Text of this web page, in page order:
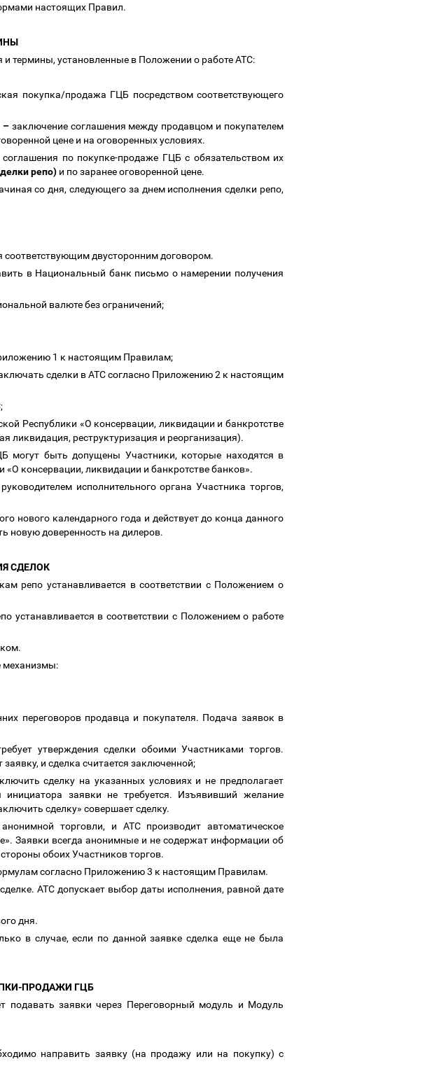
настоящих Правил.
термины, установленные в Положении о работе АТС:
покупка/продажа ГЦБ посредством соответствующего
– заключение соглашения между продавцом и покупателем
цене и на оговоренных условиях.
по покупке-продаже ГЦБ с обязательством их
репо) и по заранее оговоренной цене.
со дня, следующего за днем исполнения сделки репо,
соответствующим двусторонним договором.
в Национальный банк письмо о намерении получения
валюте без ограничений;
1 к настоящим Правилам;
сделки в АТС согласно Приложению 2 к настоящим
Республики «О консервации, ликвидации и банкротстве
ликвидация, реструктуризация и реорганизация).
могут быть допущены Участники, которые находятся в
консервации, ликвидации и банкротстве банков».
исполнительного органа Участника торгов,
нового календарного года и действует до конца данного
новую доверенность на дилеров.
СДЕЛОК
репо устанавливается в соответствии с Положением о
устанавливается в соответствии с Положением о работе
механизмы:
переговоров продавца и покупателя. Подача заявок в
утверждения сделки обоими Участниками торгов.
и сделка считается заключенной;
сделку на указанных условиях и не предполагает
заявки не требуется. Изъявивший желание
сделку» совершает сделку.
торговли, и АТС производит автоматическое
Заявки всегда анонимные и не содержат информации об
обоих Участников торгов.
согласно Приложению 3 к настоящим Правилам.
АТС допускает выбор даты исполнения, равной дате
дня.
в случае, если по данной заявке сделка еще не была
ПРОДАЖИ ГЦБ
заявки через Переговорный модуль и Модуль
направить заявку (на продажу или на покупку) с